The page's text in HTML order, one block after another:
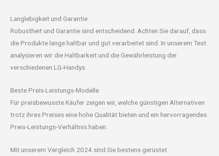
Langlebigkeit und Garantie
Robustheit und Garantie sind entscheidend. Achten Sie darauf, dass
die Produkte lange haltbar und gut verarbeitet sind. In unserem Test
analysieren wir die Haltbarkeit und die Gewährleistung der
verschiedenen LG-Handys.
Beste Preis-Leistungs-Modelle
Für preisbewusste Käufer zeigen wir, welche günstigen Alternativen
trotz ihres Preises eine hohe Qualität bieten und ein hervorragendes
Preis-Leistungs-Verhältnis haben.
Mit unserem Vergleich 2024 sind Sie bestens gerüstet